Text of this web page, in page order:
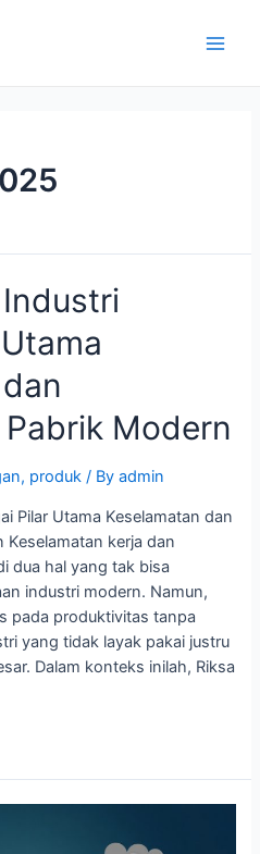
Modern
, produk / Byadmin
Pilar Utama Keselamatan dan
kerja dan
dua hal yang tak bisa
industri modern. Namun,
pada produktivitas tanpa
yang tidak layak pakai justru
Dalam konteks inilah, Riksa